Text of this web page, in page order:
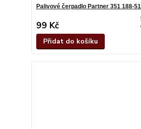
Palivové čerpadlo Partner 351 188-
99 Kč
Přidat do košíku